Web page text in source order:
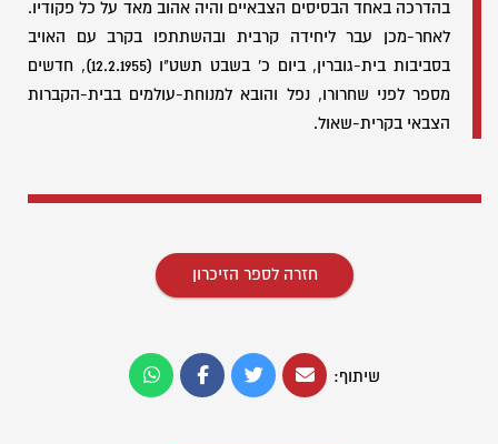
בהדרכה באחד הבסיסים הצבאיים והיה אהוב מאד על כל פקודיו.
לאחר-מכן עבר ליחידה קרבית ובהשתתפו בקרב עם האויב
בסביבות בית-גוברין, ביום כ' בשבט תשט"ו (12.2.1955), חדשים
מספר לפני שחרורו, נפל והובא למנוחת-עולמים בבית-הקברות
הצבאי בקרית-שאול.
חזרה לספר הזיכרון
שיתוף: